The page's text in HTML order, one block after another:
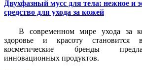
Двухфазный мусс для тела: нежное и
средство для ухода за кожей
В современном мире ухода за
здоровье и красоту становится
косметические бренды
инновационных продуктов.